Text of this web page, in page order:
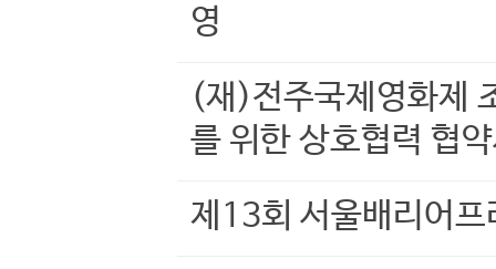
영
(재)전주국제영화제
를 위한 상호협력 협
제13회 서울배리어프